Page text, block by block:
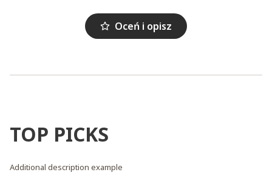
Oceń i opisz
TOP PICKS
Additional description example